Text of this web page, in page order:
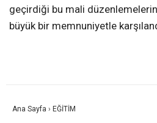
geçirdiği bu mali
büyük bir memnuniyetle
Ana Sayfa › EĞİTİM